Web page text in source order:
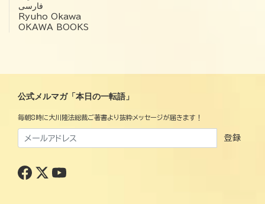
فارسی
Ryuho Okawa
OKAWA BOOKS
公式メルマガ「本日の一転語」
毎朝8時に大川隆法総裁ご著書より抜粋メッセージが届きます！
登録